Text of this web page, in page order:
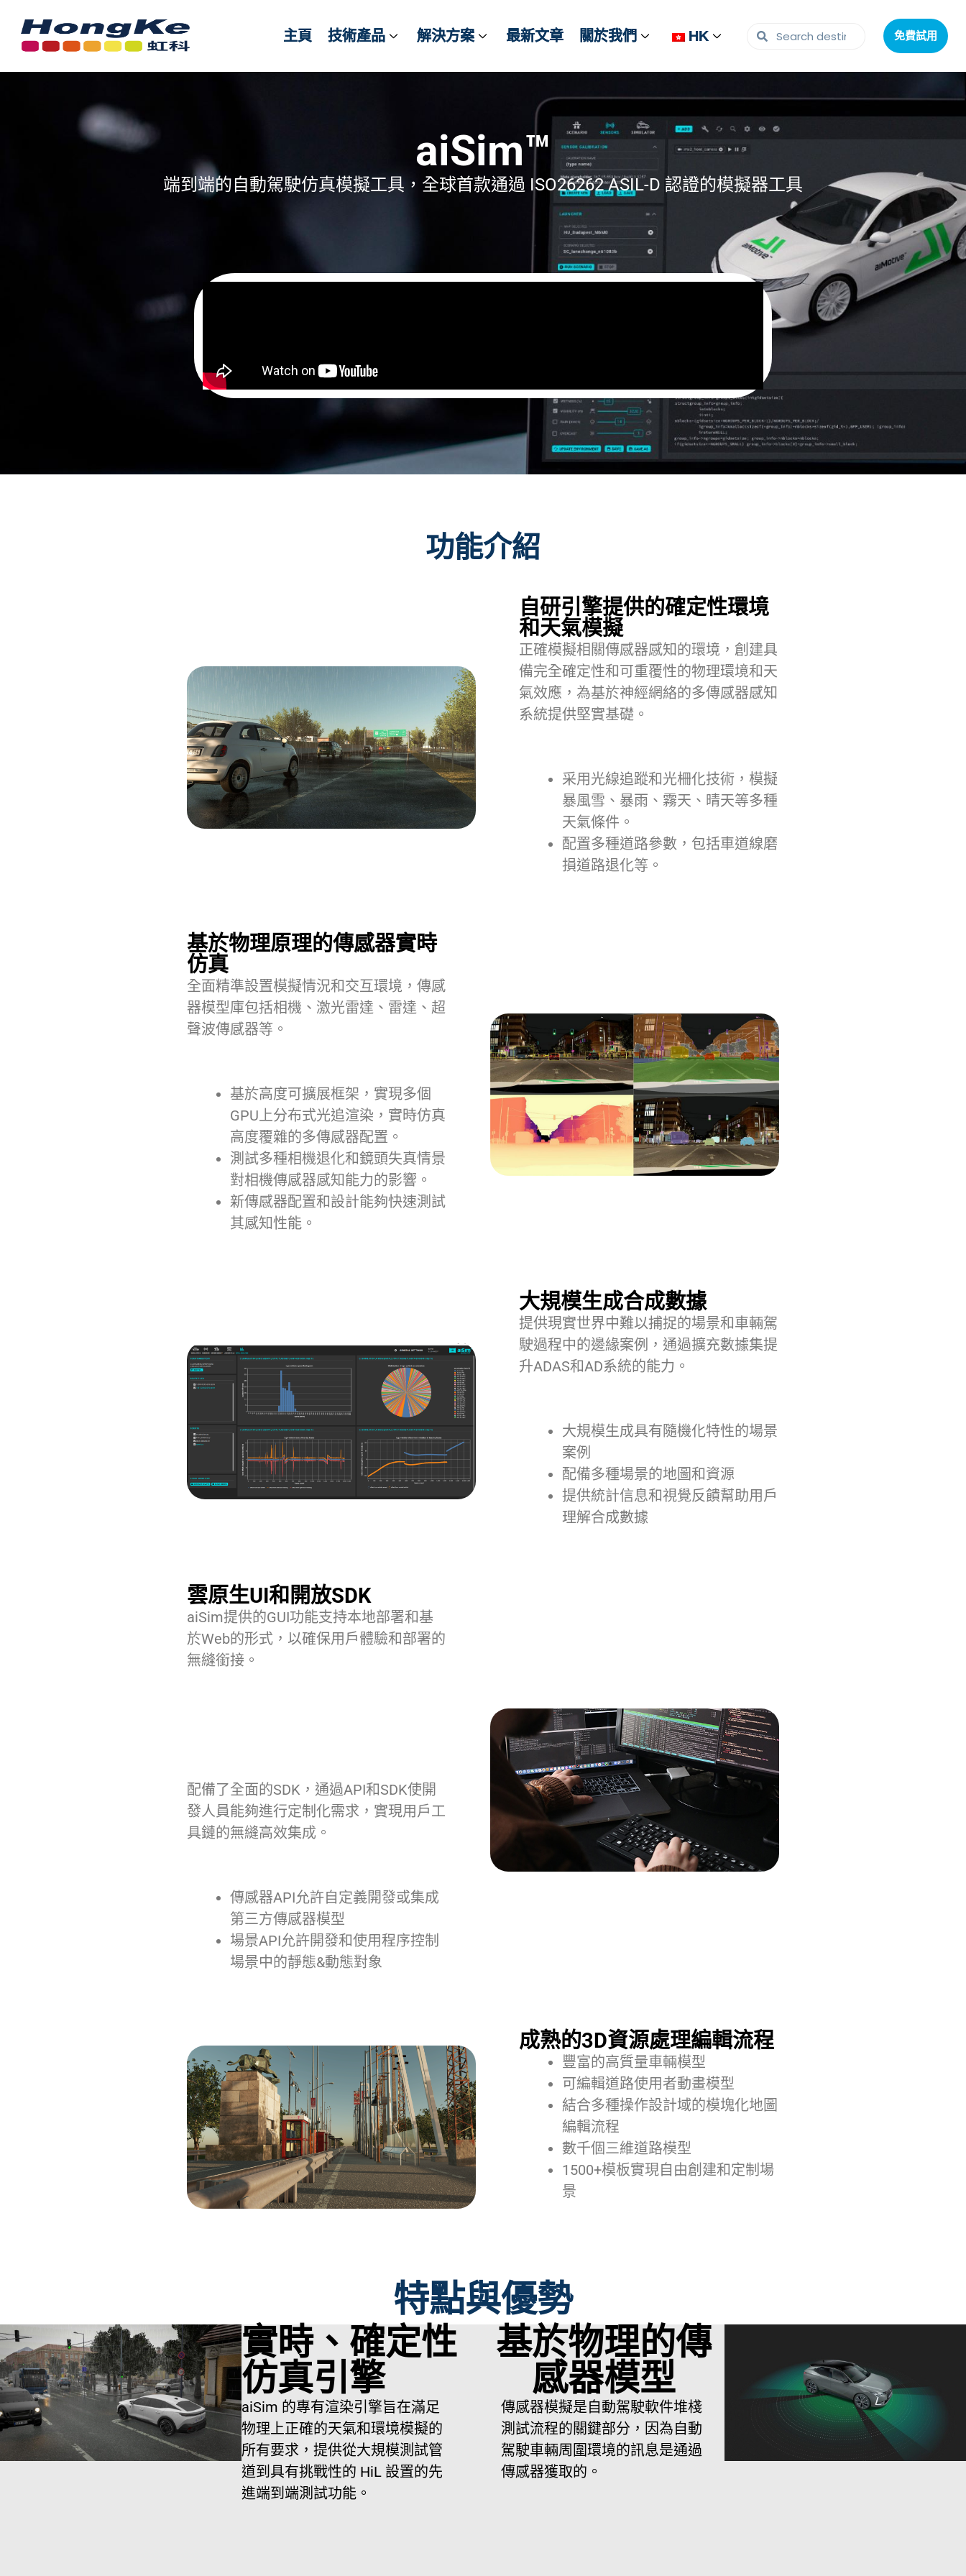
主頁 技術產品 解決方案 最新文章 關於我們 HK 免費試用
主頁 技術產品 解決方案 最新文章 關於我們 HK 免費試用
aiSim™
端到端的自動駕駛仿真模擬工具，全球首款通過 ISO26262 ASIL-D 認證的模擬器工具
功能介紹
自研引擎提供的確定性環境
和天氣模擬
正確模擬相關傳感器感知的環境，創建具
備完全確定性和可重覆性的物理環境和天
氣效應，為基於神經網絡的多傳感器感知
系統提供堅實基礎。
采用光線追蹤和光柵化技術，模擬
暴風雪、暴雨、霧天、晴天等多種
天氣條件。
配置多種道路參數，包括車道線磨
損道路退化等。
基於物理原理的傳感器實時
仿真
全面精準設置模擬情況和交互環境，傳感
器模型庫包括相機、激光雷達、雷達、超
聲波傳感器等。
基於高度可擴展框架，實現多個
GPU上分布式光追渲染，實時仿真
高度覆雜的多傳感器配置。
測試多種相機退化和鏡頭失真情景
對相機傳感器感知能力的影響。
新傳感器配置和設計能夠快速測試
其感知性能。
大規模生成合成數據
提供現實世界中難以捕捉的場景和車輛駕
駛過程中的邊緣案例，通過擴充數據集提
升ADAS和AD系統的能力。
大規模生成具有隨機化特性的場景
案例
配備多種場景的地圖和資源
提供統計信息和視覺反饋幫助用戶
理解合成數據
雲原生UI和開放SDK
aiSim提供的GUI功能支持本地部署和基
於Web的形式，以確保用戶體驗和部署的
無縫銜接。
配備了全面的SDK，通過API和SDK使開
發人員能夠進行定制化需求，實現用戶工
具鏈的無縫高效集成。
傳感器API允許自定義開發或集成
第三方傳感器模型
場景API允許開發和使用程序控制
場景中的靜態&動態對象
成熟的3D資源處理編輯流程
豐富的高質量車輛模型
可編輯道路使用者動畫模型
結合多種操作設計域的模塊化地圖
編輯流程
數千個三維道路模型
1500+模板實現自由創建和定制場
景
特點與優勢
實時、確定性
仿真引擎
aiSim 的專有渲染引擎旨在滿足
物理上正確的天氣和環境模擬的
所有要求，提供從大規模測試管
道到具有挑戰性的 HiL 設置的先
進端到端測試功能。
基於物理的傳
感器模型
傳感器模擬是自動駕駛軟件堆棧
測試流程的關鍵部分，因為自動
駕駛車輛周圍環境的訊息是通過
傳感器獲取的。